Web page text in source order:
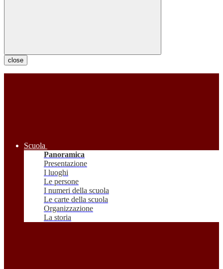
close
Scuola
Panoramica
Presentazione
I luoghi
Le persone
I numeri della scuola
Le carte della scuola
Organizzazione
La storia